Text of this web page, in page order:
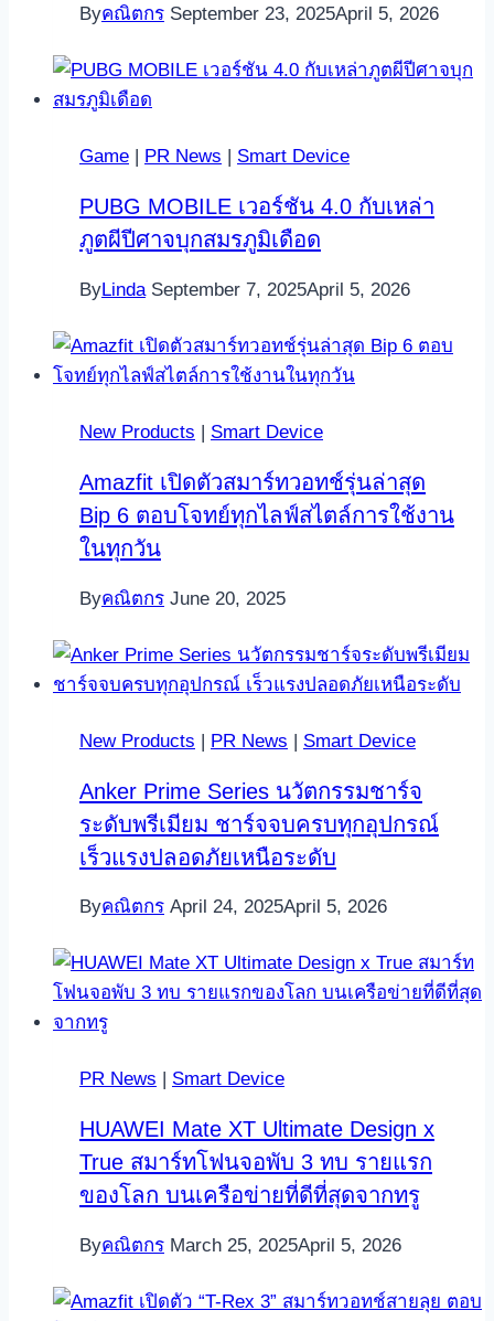
Byคณิตกร September 23, 2025April 5, 2026
Game | PR News | Smart Device
PUBG MOBILE เวอร์ชัน 4.0 กับเหล่า
ภูตผีปีศาจบุกสมรภูมิเดือด
ByLinda September 7, 2025April 5, 2026
New Products | Smart Device
Amazfit เปิดตัวสมาร์ทวอทช์รุ่นล่าสุด
Bip 6 ตอบโจทย์ทุกไลฟ์สไตล์การใช้งาน
ในทุกวัน
Byคณิตกร June 20, 2025
New Products | PR News | Smart Device
Anker Prime Series นวัตกรรมชาร์จ
ระดับพรีเมียม ชาร์จจบครบทุกอุปกรณ์
เร็วแรงปลอดภัยเหนือระดับ
Byคณิตกร April 24, 2025April 5, 2026
PR News Smart Device
HUAWEI Mate XT Ultimate Design x
True สมาร์ทโฟนจอพับ 3 ทบ รายแรก
ของโลก บนเครือข่ายที่ดีที่สุดจากทรู
Byคณิตกร March 25, 2025April 5, 2026